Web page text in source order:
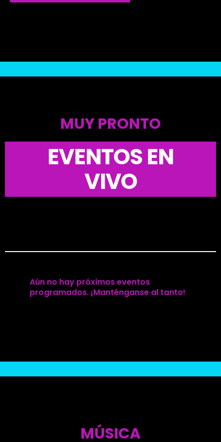
MUY PRONTO
EVENTOS EN
VIVO
Aún no hay próximos eventos
programados. ¡Manténganse al tanto!
MÚSICA